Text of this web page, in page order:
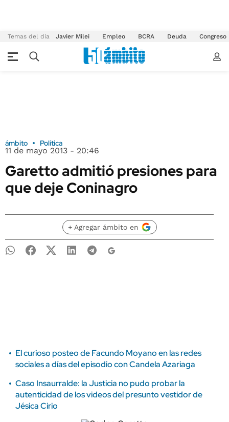
Temas del día Javier Milei Empleo BCRA Deuda Congreso
ámbito Política
11 de mayo 2013 - 20:46
Garetto admitió presiones para
que deje Coninagro
+ Agregar ámbito en
El curioso posteo de Facundo Moyano en las redes
sociales a días del episodio con Candela Azariaga
Caso Insaurralde: la Justicia no pudo probar la
autenticidad de los videos del presunto vestidor de
Jésica Cirio